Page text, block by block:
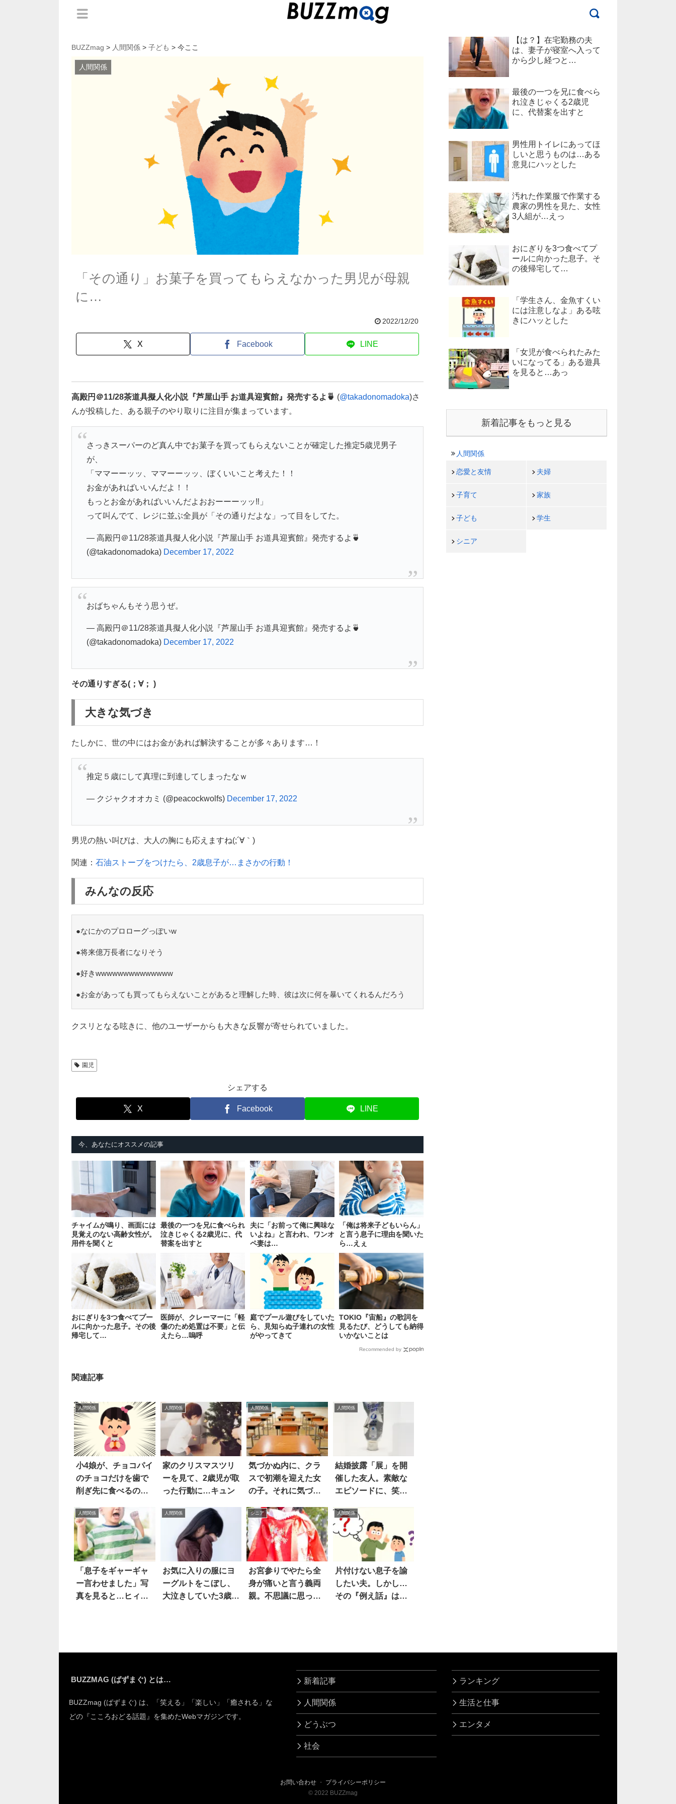
BUZZmag > 人間関係 > 子ども > 今ここ
人間関係
「その通り」お菓子を買ってもらえなかった男児が母親
に…
2022/12/20
X Facebook LINE
高殿円＠11/28茶道具擬人化小説『芦屋山手 お道具迎賓館』発売するよ🍵 (@takadonomadoka)さ
んが投稿した、ある親子のやり取りに注目が集まっています。
さっきスーパーのど真ん中でお菓子を買ってもらえないことが確定した推定5歳児男子
が、
「ママーーッッ、ママーーッッ、ぼくいいこと考えた！！
お金があればいいんだよ！！
もっとお金があればいいんだよおおーーーッッ‼️」
って叫んでて、レジに並ぶ全員が「その通りだよな」って目をしてた。
— 高殿円＠11/28茶道具擬人化小説『芦屋山手 お道具迎賓館』発売するよ🍵
(@takadonomadoka) December 17, 2022
おばちゃんもそう思うぜ。
— 高殿円＠11/28茶道具擬人化小説『芦屋山手 お道具迎賓館』発売するよ🍵
(@takadonomadoka) December 17, 2022
その通りすぎる(；∀； )
大きな気づき
たしかに、世の中にはお金があれば解決することが多々あります…！
推定５歳にして真理に到達してしまったなｗ
— クジャクオオカミ (@peacockwolfs) December 17, 2022
男児の熱い叫びは、大人の胸にも応えますね(;´∀｀)
関連： 石油ストーブをつけたら、2歳息子が…まさかの行動！
みんなの反応
●なにかのプロローグっぽいw
●将来億万長者になりそう
●好きwwwwwwwwwwwwww
●お金があっても買ってもらえないことがあると理解した時、彼は次に何を暴いてくれるんだろう
クスリとなる呟きに、他のユーザーからも大きな反響が寄せられていました。
園児
シェアする
X Facebook LINE
今、あなたにオススメの記事
チャイムが鳴り、画面には
見覚えのない高齢女性が。
用件を聞くと
最後の一つを兄に食べられ
泣きじゃくる2歳児に、代
替案を出すと
夫に「お前って俺に興味な
いよね」と言われ、ワンオ
ペ妻は…
「俺は将来子どもいらん」
と言う息子に理由を聞いた
ら…えぇ
おにぎりを3つ食べてプー
ルに向かった息子。その後
帰宅して…
医師が、クレーマーに「軽
傷のため処置は不要」と伝
えたら…嗚呼
庭でプール遊びをしていた
ら、見知らぬ子連れの女性
がやってきて
TOKIO『宙船』の歌詞を
見るたび、どうしても納得
いかないことは
Recommended by
関連記事
人間関係
小4娘が、チョコパイ
のチョコだけを歯で
削ぎ先に食べるの
人間関係
家のクリスマスツリ
ーを見て、2歳児が取
った行動に…キュン
人間関係
気づかぬ内に、クラ
スで初潮を迎えた女
の子。それに気づい
人間関係
結婚披露「展」を開
催した友人。素敵な
エピソードに、笑っ
人間関係
「息子をギャーギャ
ー言わせました」写
真を見ると…ヒィ
人間関係
お気に入りの服にヨ
ーグルトをこぼし、
大泣きしていた3歳娘
シニア
お宮参りでやたら全
身が痛いと言う義両
親。不思議に思って
人間関係
片付けない息子を諭
したい夫。しかし…
その『例え話』は難
【は？】在宅勤務の夫
は、妻子が寝室へ入って
から少し経つと…
最後の一つを兄に食べら
れ泣きじゃくる2歳児
に、代替案を出すと
男性用トイレにあってほ
しいと思うものは…ある
意見にハッとした
汚れた作業服で作業する
農家の男性を見た、女性
3人組が…えっ
おにぎりを3つ食べてプ
ールに向かった息子。そ
の後帰宅して…
「学生さん、金魚すくい
には注意しなよ」ある呟
きにハッとした
「女児が食べられたみた
いになってる」ある遊具
を見ると…あっ
新着記事をもっと見る
人間関係
恋愛と友情 夫婦
子育て 家族
子ども 学生
シニア
BUZZMAG (ばずまぐ) とは…
BUZZmag (ばずまぐ) は、「笑える」「楽しい」「癒される」な
どの『こころおどる話題』を集めたWebマガジンです。
新着記事
人間関係
どうぶつ
社会
ランキング
生活と仕事
エンタメ
お問い合わせ ・ プライバシーポリシー
© 2022 BUZZmag